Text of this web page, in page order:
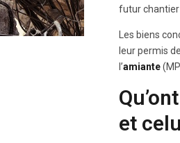
futur
Les biens
leur permis
l’amiante
et